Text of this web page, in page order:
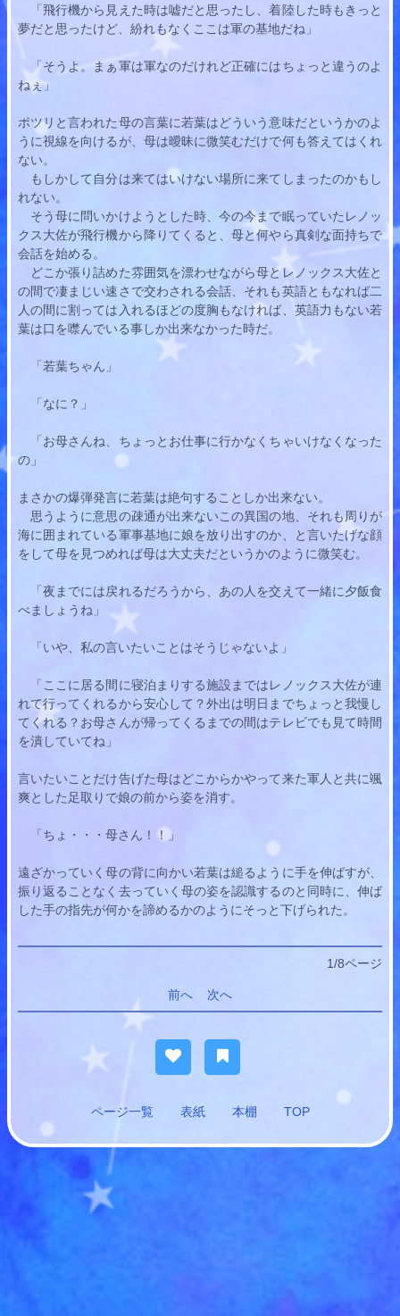
「飛行機から見えた時は嘘だと思ったし、着陸した時もきっと
夢だと思ったけど、紛れもなくここは軍の基地だね」
「そうよ。まぁ軍は軍なのだけれど正確にはちょっと違うのよ
ねぇ」
ポツリと言われた母の言葉に若葉はどういう意味だというかのよ
うに視線を向けるが、母は曖昧に微笑むだけで何も答えてはくれ
ない。
もしかして自分は来てはいけない場所に来てしまったのかもし
れない。
そう母に問いかけようとした時、今の今まで眠っていたレノッ
クス大佐が飛行機から降りてくると、母と何やら真剣な面持ちで
会話を始める。
どこか張り詰めた雰囲気を漂わせながら母とレノックス大佐と
の間で凄まじい速さで交わされる会話、それも英語ともなれば二
人の間に割っては入れるほどの度胸もなければ、英語力もない若
葉は口を噤んでいる事しか出来なかった時だ。
「 若葉ちゃん」
「なに？」
「お母さんね、ちょっとお仕事に行かなくちゃいけなくなった
の」
まさかの爆弾発言に若葉は絶句することしか出来ない。
思うように意思の疎通が出来ないこの異国の地、それも周りが
海に囲まれている軍事基地に娘を放り出すのか、と言いたげな顔
をして母を見つめれば母は大丈夫だというかのように微笑む。
「夜までには戻れるだろうから、あの人を交えて一緒に夕飯食
べましょうね」
「いや、私の言いたいことはそうじゃないよ」
「ここに居る間に寝泊まりする施設まではレノックス大佐が連
れて行ってくれるから安心して？外出は明日までちょっと我慢し
てくれる？お母さんが帰ってくるまでの間はテレビでも見て時間
を潰していてね」
言いたいことだけ告げた母はどこからかやって来た軍人と共に颯
爽とした足取りで娘の前から姿を消す。
「ちょ・・・母さん！！」
遠ざかっていく母の背に向かい若葉は縋るように手を伸ばすが、
振り返ることなく去っていく母の姿を認識するのと同時に、伸ば
した手の指先が何かを諦めるかのようにそっと下げられた。
1/8ページ
前へ 次へ
ページ一覧 表紙 本棚 TOP